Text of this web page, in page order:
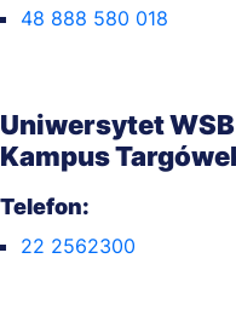
48 888 580 018
Uniwersytet
Kampus
Telefon:
22 2562300